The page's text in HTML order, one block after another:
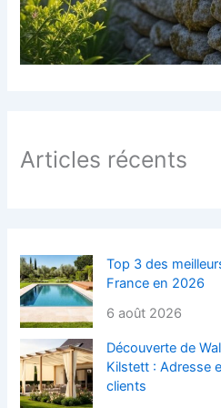
Articles récents
Top 3 des
France en 2026
6 août 2026
Découverte de
Kilstett : Adresse
clients